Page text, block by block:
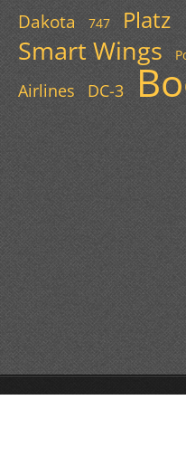
Dakota 747 Platz
Smart Wings
Airlines
DC-3